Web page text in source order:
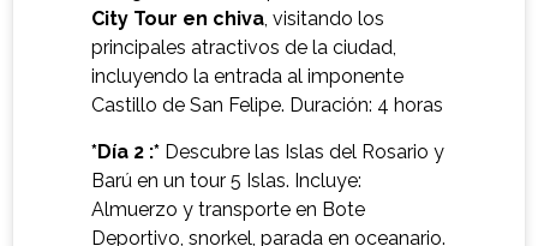
City Tour en chiva, visitando los
principales atractivos de la ciudad,
incluyendo la entrada al imponente
Castillo de San Felipe. Duración: 4 horas
*Día 2 :* Descubre las Islas del Rosario y
Barú en un tour 5 Islas. Incluye:
Almuerzo y transporte en Bote
Deportivo, snorkel, parada en oceanario.